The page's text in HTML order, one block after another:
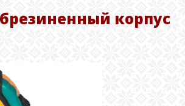
корпус